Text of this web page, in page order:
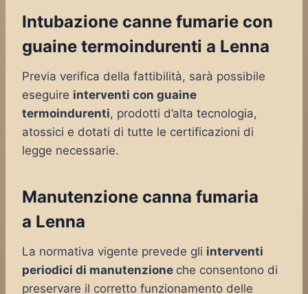
Intubazione canne fumarie con
guaine termoindurenti a Lenna
Previa verifica della fattibilità, sarà possibile
eseguire interventi con guaine
termoindurenti, prodotti d’alta tecnologia,
atossici e dotati di tutte le certificazioni di
legge necessarie.
Manutenzione canna fumaria
a Lenna
La normativa vigente prevede gli interventi
periodici di manutenzione che consentono di
preservare il corretto funzionamento delle